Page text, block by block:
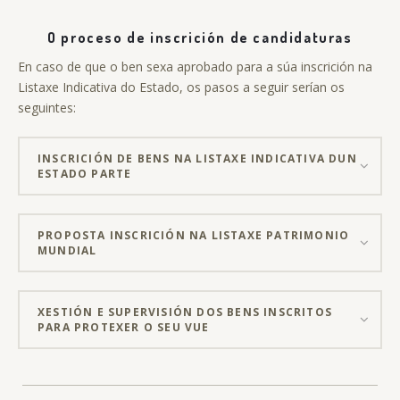
O proceso de inscrición de candidaturas
En caso de que o ben sexa aprobado para a súa inscrición na
Listaxe Indicativa do Estado, os pasos a seguir serían os
seguintes:
INSCRICIÓN DE BENS NA LISTAXE INDICATIVA DUN
ESTADO PARTE
PROPOSTA INSCRICIÓN NA LISTAXE PATRIMONIO
MUNDIAL
XESTIÓN E SUPERVISIÓN DOS BENS INSCRITOS
PARA PROTEXER O SEU VUE